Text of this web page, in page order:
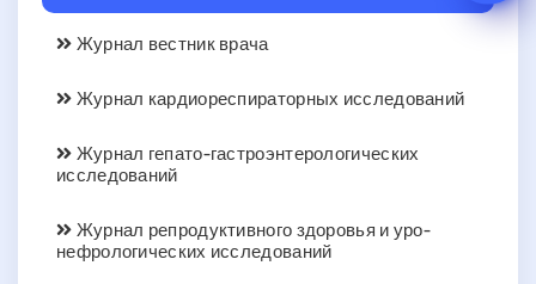
Журнал вестник врача
Журнал кардиореспираторных исследований
Журнал гепато-гастроэнтерологических
исследований
Журнал репродуктивного здоровья и уро-
нефрологических исследований